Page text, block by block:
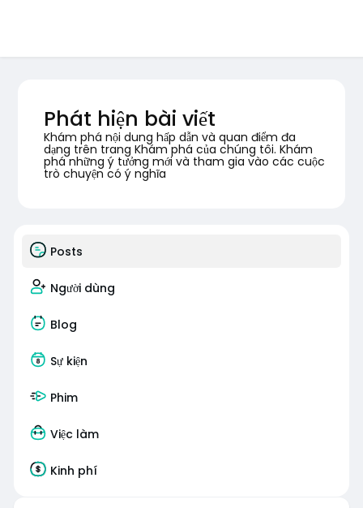
Phát hiện bài viết
Khám phá nội dung hấp dẫn và quan điểm đa
dạng trên trang Khám phá của chúng tôi. Khám
phá những ý tưởng mới và tham gia vào các cuộc
trò chuyện có ý nghĩa
Posts
Người dùng
Blog
Sự kiện
Phim
Việc làm
Kinh phí